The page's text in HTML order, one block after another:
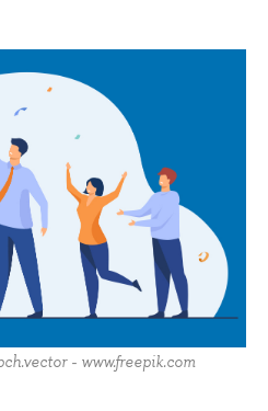
- www.freepik.com